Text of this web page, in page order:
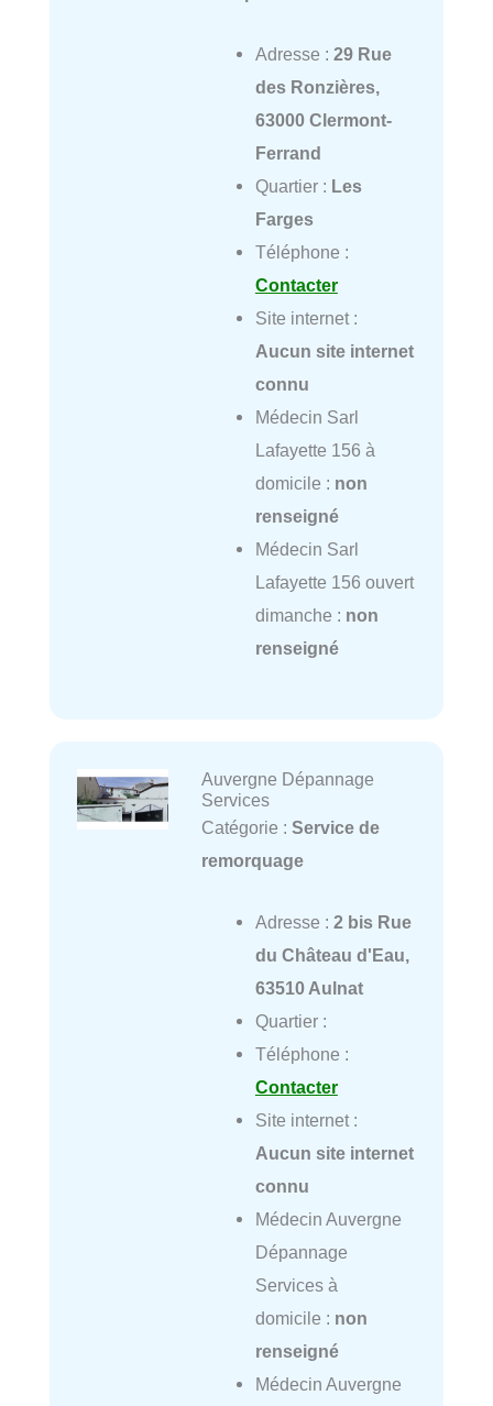
Adresse : 29 Rue
des Ronzières,
63000 Clermont-
Ferrand
Quartier : Les
Farges
Téléphone :
Contacter
Site internet :
Aucun site internet
connu
Médecin Sarl
Lafayette 156 à
domicile : non
renseigné
Médecin Sarl
Lafayette 156 ouvert
dimanche : non
renseigné
Auvergne Dépannage
Services
Catégorie : Service de
remorquage
Adresse : 2 bis Rue
du Château d'Eau,
63510 Aulnat
Quartier :
Téléphone :
Contacter
Site internet :
Aucun site internet
connu
Médecin Auvergne
Dépannage
Services à
domicile : non
renseigné
Médecin Auvergne